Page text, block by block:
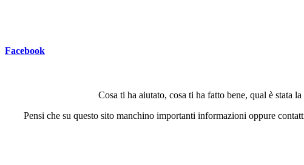
Facebook
Cosa ti ha aiutato, cosa ti ha fatto bene, qual è stata
Pensi che su questo sito manchino importanti informazioni oppure